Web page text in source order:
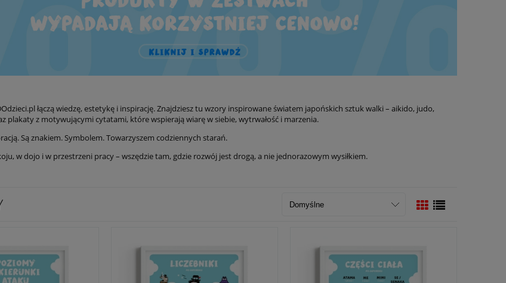
łączą wiedzę, estetykę i inspirację. Znajdziesz tu wzory inspirowane światem japońskich sztuk walki – aikido, judo,
plakaty z motywującymi cytatami, które wspierają wiarę w siebie, wytrwałość i marzenia.
Są znakiem. Symbolem. Towarzyszem codziennych starań.
w dojo i w przestrzeni pracy – wszędzie tam, gdzie rozwój jest drogą, a nie jednorazowym wysiłkiem.